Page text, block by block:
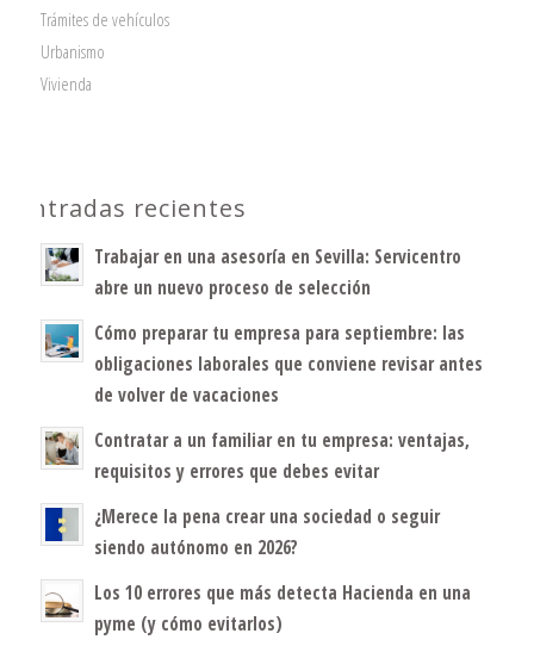
Trámites de vehículos
Urbanismo
Vivienda
Entradas recientes
Trabajar en una asesoría en Sevilla: Servicentro
abre un nuevo proceso de selección
Cómo preparar tu empresa para septiembre: las
obligaciones laborales que conviene revisar antes
de volver de vacaciones
Contratar a un familiar en tu empresa: ventajas,
requisitos y errores que debes evitar
¿Merece la pena crear una sociedad o seguir
siendo autónomo en 2026?
Los 10 errores que más detecta Hacienda en una
pyme (y cómo evitarlos)